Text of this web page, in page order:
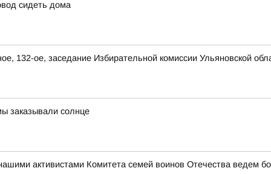
сидеть дома
132-ое, заседание Избирательной комиссии Ульяновской
заказывали солнце
активистами Комитета семей воинов Отечества ведем